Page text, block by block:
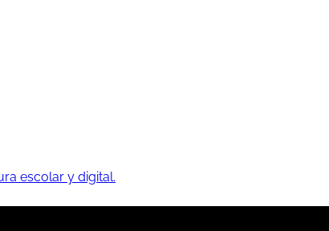
escolar y digital.